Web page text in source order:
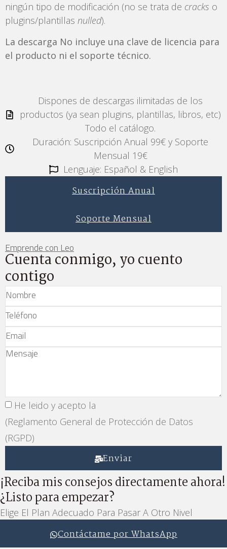
ningún tipo de modificación (no se trata de cracks o
plugins/plantillas nulled).
La descarga No incluye una clave de licencia para
el producto ni el soporte técnico.
Dispones de descargas ilimitadas de los
productos (ya sean plugins, plantillas, libros, etc)
Todo el catálogo.
Duración: Suscripción Anual 99€ y Soporte
Mensual 19€
Lenguaje: Español & English
Suscripción Anual
Soporte Mensual
Emprende con Leo
Cuenta conmigo, yo cuento
contigo
He leido y acepto la
(Reglamento General de Protección de Datos
(RGPD)
Enviar
¡Reciba mis consejos directamente ahora!
¿Listo para empezar?
Elige El Plan Adecuado Para Pasar A Otro Nivel
Contáctame por WhatsApp